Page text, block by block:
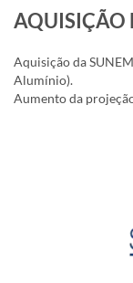
AQUISIÇÃO
Aquisição da
Alumínio).
Aumento da